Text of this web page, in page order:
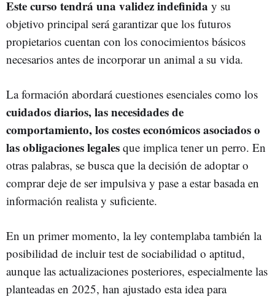
Este curso tendrá una validez indefinida y su
objetivo principal será garantizar que los futuros
propietarios cuentan con los conocimientos básicos
necesarios antes de incorporar un animal a su vida.
La formación abordará cuestiones esenciales como los
cuidados diarios, las necesidades de
comportamiento, los costes económicos asociados o
las obligaciones legales que implica tener un perro. En
otras palabras, se busca que la decisión de adoptar o
comprar deje de ser impulsiva y pase a estar basada en
información realista y suficiente.
En un primer momento, la ley contemplaba también la
posibilidad de incluir test de sociabilidad o aptitud,
aunque las actualizaciones posteriores, especialmente las
planteadas en 2025, han ajustado esta idea para